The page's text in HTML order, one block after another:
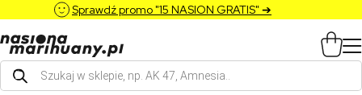
Sprawdź promo "15 NASION GRATIS" ➔
Wyszukiwarka
produktów